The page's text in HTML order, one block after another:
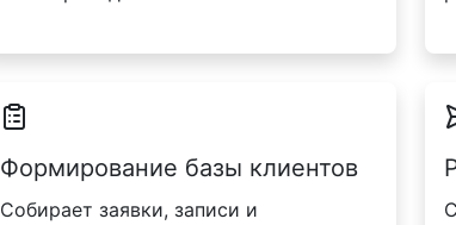
Формирование базы клиентов
Собирает заявки, записи и